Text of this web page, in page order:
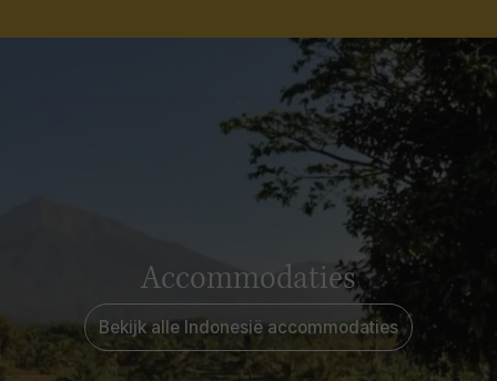
Accommodaties
Bekijk alle Indonesië accommodaties